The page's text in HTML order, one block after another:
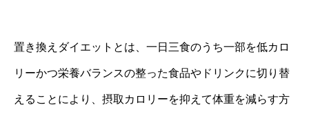
置き換えダイエットとは、一日三食のうち一部を低カロ
リーかつ栄養バランスの整った食品やドリンクに切り替
えることにより、摂取カロリーを抑えて体重を減らす方